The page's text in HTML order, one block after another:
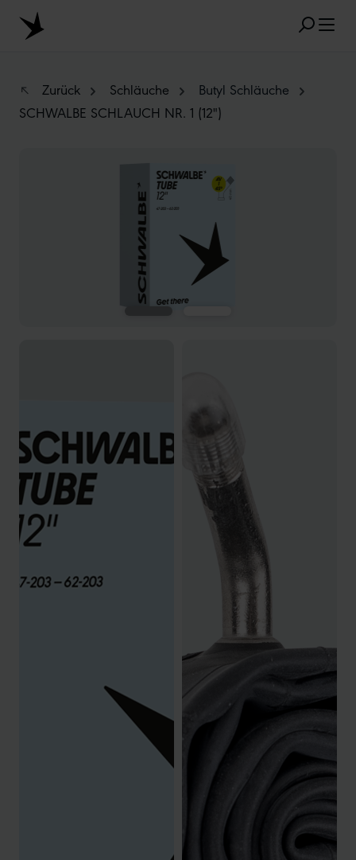
Zum Hauptinhalt springen
TUBELESS
RECYCLING
GRÖSSENBEZEICHNUNG
ALBERT
Zurück Schläuche
Butyl Schläuche
SCHWALBE SCHLAUCH NR. 1 (12")